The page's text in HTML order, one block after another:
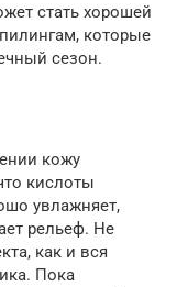
стать хорошей
которые
сезон.
кожу
кислоты
увлажняет,
рельеф. Не
как и вся
Пока